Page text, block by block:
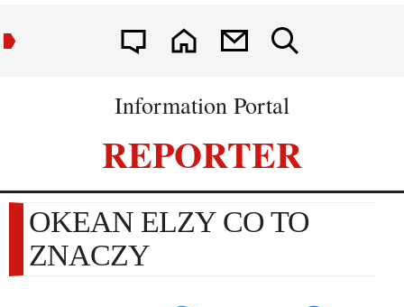
Information Portal
REPORTER
OKEAN ELZY CO TO
ZNACZY